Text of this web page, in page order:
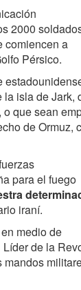
2000
comiencen a
Pérsico.
isla de Jark,
que sean
de Ormuz,
para el fuego
iraní.
medio de
de la
mandos